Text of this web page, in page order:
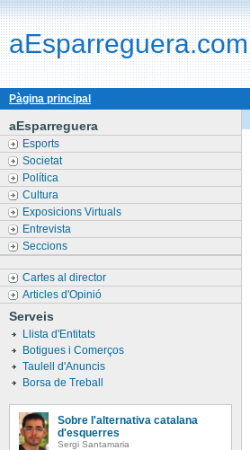
aEsparreguera.com
Pàgina principal
aEsparreguera
Esports
Societat
Política
Cultura
Exposicions Virtuals
Entrevista
Seccions
Cartes al director
Articles d'Opinió
Serveis
Llista d'Entitats
Botigues i Comerços
Taulell d'Anuncis
Borsa de Treball
Sobre l'alternativa catalana
d'esquerres
Sergi Santamaria